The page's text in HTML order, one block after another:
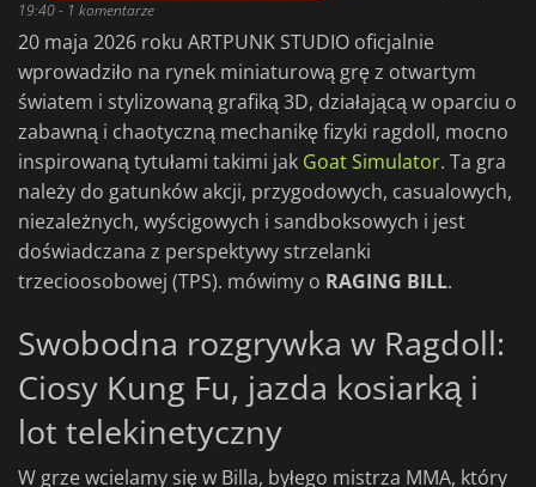
19:40- 1 komentarze
20 maja 2026 roku ARTPUNK STUDIO oficjalnie
wprowadziło na rynek miniaturową grę z otwartym
światem i stylizowaną grafiką 3D, działającą w oparciu o
zabawną i chaotyczną mechanikę fizyki ragdoll, mocno
inspirowaną tytułami takimi jak Goat Simulator. Ta gra
należy do gatunków akcji, przygodowych, casualowych,
niezależnych, wyścigowych i sandboksowych i jest
doświadczana z perspektywy strzelanki
trzecioosobowej (TPS). mówimy o RAGING BILL.
Swobodna rozgrywka w Ragdoll:
Ciosy Kung Fu, jazda kosiarką i
lot telekinetyczny
W grze wcielamy się w Billa, byłego mistrza MMA, który